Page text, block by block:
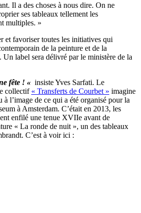
Il a des choses à nous dire. On ne
ses tableaux tellement les
multiples. »
et favoriser toutes les initiatives qui
de la peinture et de la
Un label sera délivré par le ministère de la
fête ! « insiste Yves Sarfati. Le
collectif « Transferts de Courbet » imagine
l’image de ce qui a été organisé pour la
à Amsterdam. C’était en 2013, les
enfilé une tenue XVIIe avant de
« La ronde de nuit », un des tableaux
C’est à voir ici :